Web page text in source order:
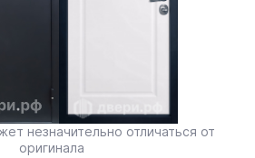
незначительно отличаться от
оригинала